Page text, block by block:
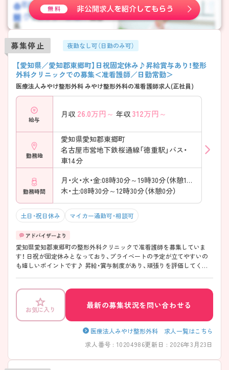
募集停止 夜勤なし可（日勤のみ可）
【愛知県／愛知郡東郷町】日祝固定休み♪昇給賞与あり！整形
外科クリニックでの募集＜准看護師／日勤常勤＞
医療法人みやけ整形外科 みやけ整形外科の准看護師求人(正社員)
給与
月収 26.0万円～ 年収 312万円～
勤務地
愛知県愛知郡東郷町
名古屋市営地下鉄桜通線「徳重駅」バス・
車14分
勤務時間
月・火・水・金:08時30分～19時30分（休憩180分）
木・土:08時30分～12時30分（休憩0分）
土日・祝日休み マイカー通勤可・相談可
愛知県愛知郡東郷町の整形外科クリニックで准看護師を募集していま
す！ 日祝が固定休みとなっており、プライベートの予定が立てやすいの
も嬉しいポイントです♪ 昇給・賞与制度があり、頑張りを評価してくれ
お気に入り 最新の募集状況を問い合わせる
医療法人みやけ整形外科 求人一覧はこちら
求人番号 : 10204986更新日 : 2026年3月23日